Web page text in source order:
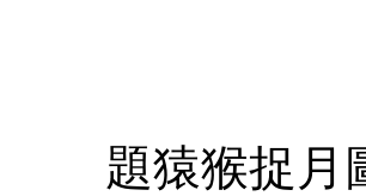
題猿猴捉月